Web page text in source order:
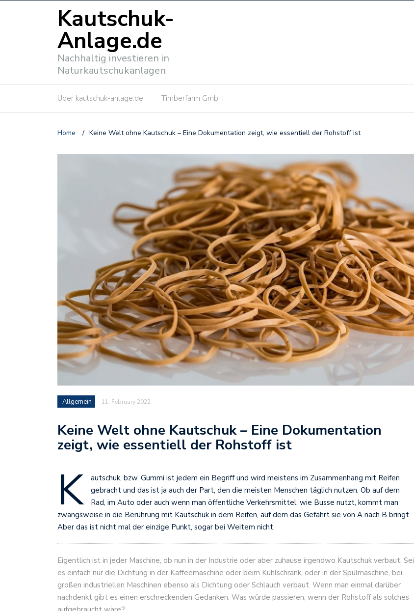
Kautschuk-
Anlage.de
Nachhaltig investieren in
Naturkautschukanlagen
Über kautschuk-anlage.de Timberfarm GmbH
Home / Keine Welt ohne Kautschuk – Eine Dokumentation zeigt, wie essentiell der Rohstoff ist
Allgemein 11. February 2022
Keine Welt ohne Kautschuk – Eine Dokumentation
zeigt, wie essentiell der Rohstoff ist
K
autschuk, bzw. Gummi ist jedem ein Begriff und wird meistens im Zusammenhang mit Reifen
gebracht und das ist ja auch der Part, den die meisten Menschen täglich nutzen. Ob auf dem
Rad, im Auto oder auch wenn man öffentliche Verkehrsmittel, wie Busse nutzt, kommt man
zwangsweise in die Berührung mit Kautschuk in dem Reifen, auf dem das Gefährt sie von A nach B bringt.
Aber das ist nicht mal der einzige Punkt, sogar bei Weitem nicht.
Eigentlich ist in jeder Maschine, ob nun in der Industrie oder aber zuhause irgendwo Kautschuk verbaut. Sei
es einfach nur die Dichtung in der Kaffeemaschine oder beim Kühlschrank, oder in der Spülmaschine, bei
großen industriellen Maschinen ebenso als Dichtung oder Schlauch verbaut. Wenn man einmal darüber
nachdenkt gibt es einen erschreckenden Gedanken. Was würde passieren, wenn der Rohstoff als solches